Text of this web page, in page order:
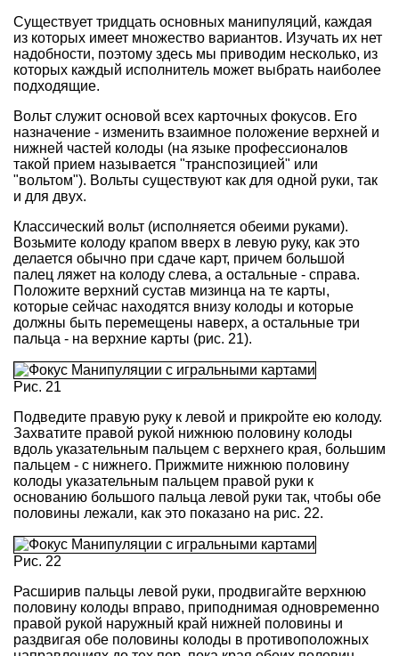
Существует тридцать основных манипуляций, каждая
из которых имеет множество вариантов. Изучать их нет
надобности, поэтому здесь мы приводим несколько, из
которых каждый исполнитель может выбрать наиболее
подходящие.
Вольт служит основой всех карточных фокусов. Его
назначение - изменить взаимное положение верхней и
нижней частей колоды (на языке профессионалов
такой прием называется "транспозицией" или
"вольтом"). Вольты существуют как для одной руки, так
и для двух.
Классический вольт (исполняется обеими руками).
Возьмите колоду крапом вверх в левую руку, как это
делается обычно при сдаче карт, причем большой
палец ляжет на колоду слева, а остальные - справа.
Положите верхний сустав мизинца на те карты,
которые сейчас находятся внизу колоды и которые
должны быть перемещены наверх, а остальные три
пальца - на верхние карты (рис. 21).
Рис. 21
Подведите правую руку к левой и прикройте ею колоду.
Захватите правой рукой нижнюю половину колоды
вдоль указательным пальцем с верхнего края, большим
пальцем - с нижнего. Прижмите нижнюю половину
колоды указательным пальцем правой руки к
основанию большого пальца левой руки так, чтобы обе
половины лежали, как это показано на рис. 22.
Рис. 22
Расширив пальцы левой руки, продвигайте верхнюю
половину колоды вправо, приподнимая одновременно
правой рукой наружный край нижней половины и
раздвигая обе половины колоды в противоположных